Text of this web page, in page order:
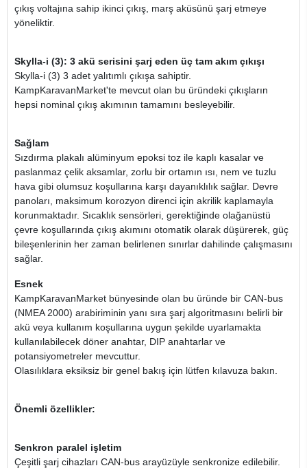
çıkış voltajına sahip ikinci çıkış, marş aküsünü şarj etmeye
yöneliktir.
Skylla-i (3): 3 akü serisini şarj eden üç tam akım çıkışı
Skylla-i (3) 3 adet yalıtımlı çıkışa sahiptir.
KampKaravanMarket'te mevcut olan bu üründeki çıkışların
hepsi nominal çıkış akımının tamamını besleyebilir.
Sağlam
Sızdırma plakalı alüminyum epoksi toz ile kaplı kasalar ve
paslanmaz çelik aksamlar, zorlu bir ortamın ısı, nem ve tuzlu
hava gibi olumsuz koşullarına karşı dayanıklılık sağlar. Devre
panoları, maksimum korozyon direnci için akrilik kaplamayla
korunmaktadır. Sıcaklık sensörleri, gerektiğinde olağanüstü
çevre koşullarında çıkış akımını otomatik olarak düşürerek, güç
bileşenlerinin her zaman belirlenen sınırlar dahilinde çalışmasını
sağlar.
Esnek
KampKaravanMarket bünyesinde olan bu üründe bir CAN-bus
(NMEA 2000) arabiriminin yanı sıra şarj algoritmasını belirli bir
akü veya kullanım koşullarına uygun şekilde uyarlamakta
kullanılabilecek döner anahtar, DIP anahtarlar ve
potansiyometreler mevcuttur.
Olasılıklara eksiksiz bir genel bakış için lütfen kılavuza bakın.
Önemli özellikler:
Senkron paralel işletim
Çeşitli şarj cihazları CAN-bus arayüzüyle senkronize edilebilir.